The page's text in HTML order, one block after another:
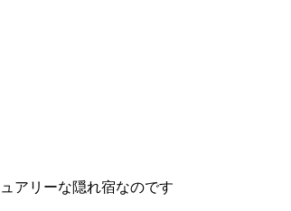
アリーな隠れ宿なのです